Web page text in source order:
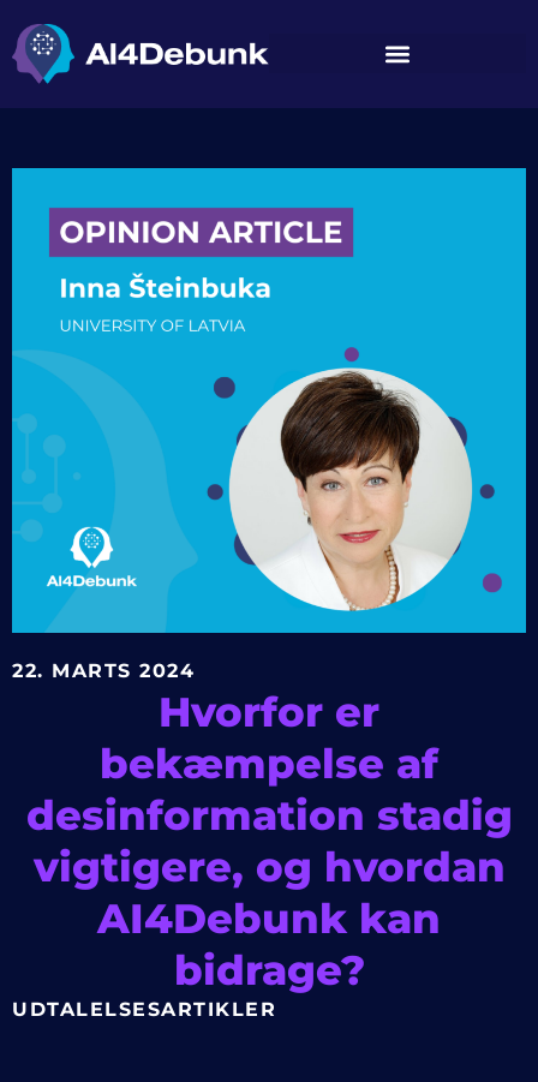
22. MARTS 2024
Hvorfor er
bekæmpelse af
desinformation stadig
vigtigere, og hvordan
AI4Debunk kan
bidrage?
UDTALELSESARTIKLER